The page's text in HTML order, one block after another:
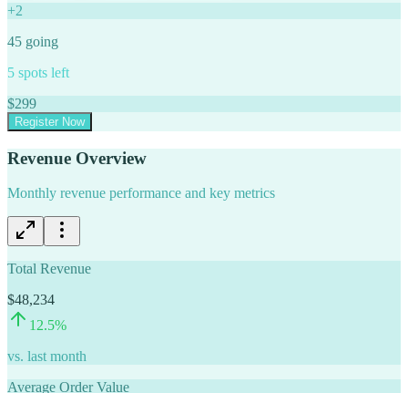
+2
45 going
5 spots left
$299
Register Now
Revenue Overview
Monthly revenue performance and key metrics
Total Revenue
$48,234
12.5%
vs. last month
Average Order Value